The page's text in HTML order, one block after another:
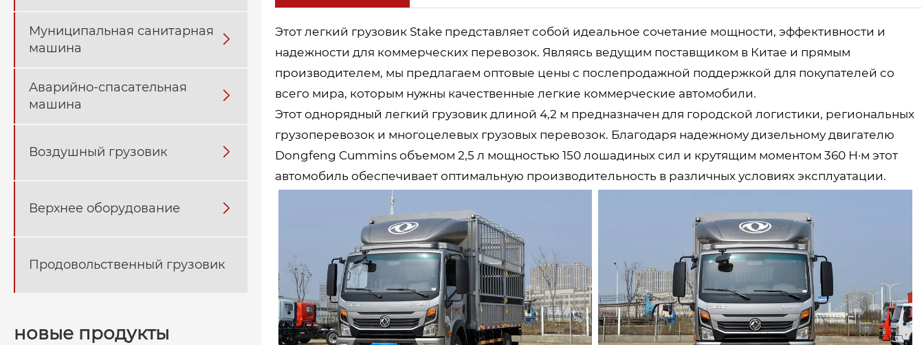
Муниципальная санитарная
машина

Аварийно-спасательная
машина

Воздушный грузовик 
Верхнее оборудование 
Продовольственный грузовик
новые продукты
Этот легкий грузовик Stake представляет собой идеальное сочетание мощности, эффективности и
надежности для коммерческих перевозок. Являясь ведущим поставщиком в Китае и прямым
производителем, мы предлагаем оптовые цены с послепродажной поддержкой для покупателей со
всего мира, которым нужны качественные легкие коммерческие автомобили.
Этот однорядный легкий грузовик длиной 4,2 м предназначен для городской логистики, региональных
грузоперевозок и многоцелевых грузовых перевозок. Благодаря надежному дизельному двигателю
Dongfeng Cummins объемом 2,5 л мощностью 150 лошадиных сил и крутящим моментом 360 Н·м этот
автомобиль обеспечивает оптимальную производительность в различных условиях эксплуатации.